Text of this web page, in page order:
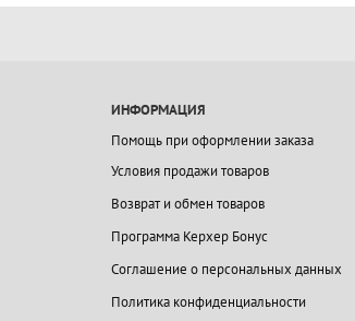
ИНФОРМАЦИЯ
Помощь при оформлении заказа
Условия продажи товаров
Возврат и обмен товаров
Программа Керхер Бонус
Соглашение о персональных данных
Политика конфиденциальности